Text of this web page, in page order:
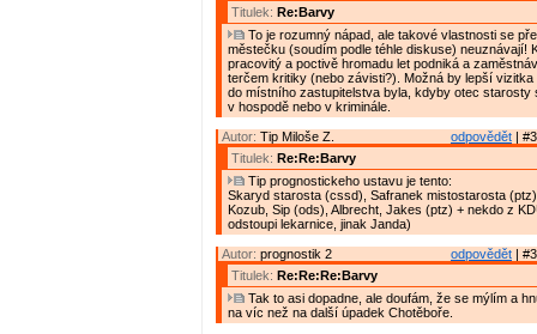
Titulek: Re:Barvy
To je rozumný nápad, ale takové vlastnosti se
městečku (soudím podle téhle diskuse) neuznávají!
pracovitý a poctivě hromadu let podniká a
terčem kritiky (nebo závisti?). Možná by lepší vizitka
do místního zastupitelstva byla, kdyby otec starosty
v hospodě nebo v kriminále.
odpovědět |
Autor: Tip Miloše Z.
Titulek: Re:Re:Barvy
Tip prognostickeho ustavu je tento:
Skaryd starosta (cssd), Safranek mistostarosta
Kozub, Sip (ods), Albrecht, Jakes (ptz) + nekdo z
odstoupi lekarnice, jinak Janda)
odpovědět |
Autor: prognostik 2
Titulek: Re:Re:Re:Barvy
Tak to asi dopadne, ale doufám, že se mýlím a
na víc než na další úpadek Chotěboře.